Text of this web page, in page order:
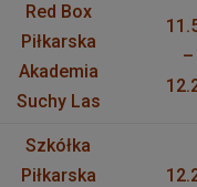
Red Box
Piłkarska
Akademia
Suchy Las
–
Szkółka
Piłkarska